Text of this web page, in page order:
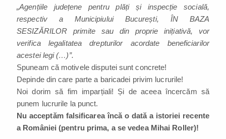
„Agențiile județene pentru plăți și inspecție socială,
respectiv a Municipiului București, ÎN BAZA
SESIZĂRILOR primite sau din proprie inițiativă, vor
verifica legalitatea drepturilor acordate beneficiarilor
acestei legi (…)”.
Spuneam că motivele disputei sunt concrete!
Depinde din care parte a baricadei privim lucrurile!
Noi dorim să fim imparțiali! Și de aceea încercăm să
punem lucrurile la punct.
Nu acceptăm falsificarea încă o dată a istoriei recente
a României (pentru prima, a se vedea Mihai Roller)!